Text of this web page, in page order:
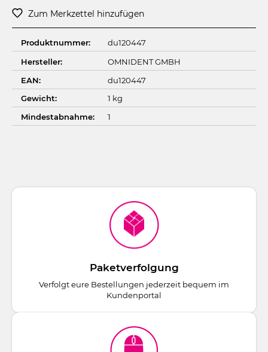
Zum Merkzettel hinzufügen
Produktnummer:
du120447
Hersteller:
OMNIDENT GMBH
EAN:
du120447
Gewicht:
1 kg
Mindestabnahme:
1
Paketverfolgung
Verfolgt eure Bestellungen jederzeit bequem im
Kundenportal